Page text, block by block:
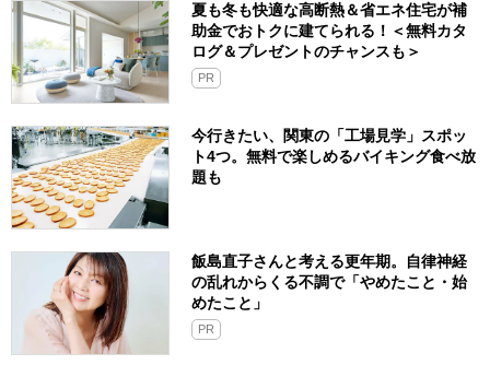
夏も冬も快適な高断熱＆省エネ住宅が補
助金でおトクに建てられる！＜無料カタ
ログ＆プレゼントのチャンスも＞
PR
今行きたい、関東の「工場見学」スポッ
ト4つ。無料で楽しめるバイキング食べ放
題も
飯島直子さんと考える更年期。自律神経
の乱れからくる不調で「やめたこと・始
めたこと」
PR